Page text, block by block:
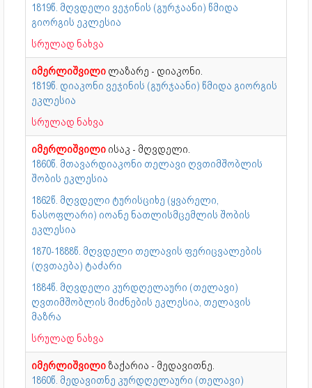
1819წ. მღვდელი ვეჯინის (გურჯაანი) წმიდა
გიორგის ეკლესია
სრულად ნახვა
იმერლიშვილი ლაზარე - დიაკონი.
1819წ. დიაკონი ვეჯინის (გურჯაანი) წმიდა გიორგის
ეკლესია
სრულად ნახვა
იმერლიშვილი ისაკ - მღვდელი.
1860წ. მთავარდიაკონი თელავი ღვთიმშობლის
შობის ეკლესია
1862წ. მღვდელი ტურისციხე (ყვარელი,
ნასოფლარი) იოანე ნათლისმცემლის შობის
ეკლესია
1870-1888წ. მღვდელი თელავის ფერიცვალების
(ღვთაება) ტაძარი
1884წ. მღვდელი კურდღელაური (თელავი)
ღვთიმშობლის მიძნების ეკლესია, თელავის
მაზრა
სრულად ნახვა
იმერლიშვილი ზაქარია - მედავითნე.
1860წ. მედავითნე კურდღელაური (თელავი)